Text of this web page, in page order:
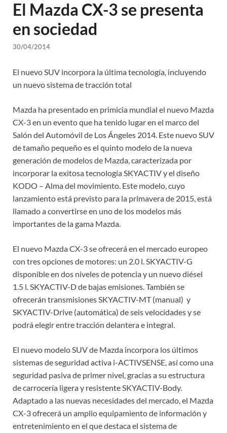
El Mazda CX-3 se presenta
en sociedad
30/04/2014
El nuevo SUV incorpora la última tecnología, incluyendo
un nuevo sistema de tracción total
Mazda ha presentado en primicia mundial el nuevo Mazda
CX-3 en un evento que ha tenido lugar en el marco del
Salón del Automóvil de Los Ángeles 2014. Este nuevo SUV
de tamaño pequeño es el quinto modelo de la nueva
generación de modelos de Mazda, caracterizada por
incorporar la exitosa tecnología SKYACTIV y el diseño
KODO – Alma del movimiento. Este modelo, cuyo
lanzamiento está previsto para la primavera de 2015, está
llamado a convertirse en uno de los modelos más
importantes de la gama Mazda.
El nuevo Mazda CX-3 se ofrecerá en el mercado europeo
con tres opciones de motores: un 2.0 l. SKYACTIV-G
disponible en dos niveles de potencia y un nuevo diésel
1.5 l. SKYACTIV-D de bajas emisiones. También se
ofrecerán transmisiones SKYACTIV-MT (manual) y
SKYACTIV-Drive (automática) de seis velocidades y se
podrá elegir entre tracción delantera e integral.
El nuevo modelo SUV de Mazda incorpora los últimos
sistemas de seguridad activa i-ACTIVSENSE, así como una
seguridad pasiva de primer nivel, gracias a su estructura
de carrocería ligera y resistente SKYACTIV-Body.
Adaptado a las nuevas necesidades del mercado, el Mazda
CX-3 ofrecerá un amplio equipamiento de información y
entretenimiento en el que destaca el sistema de